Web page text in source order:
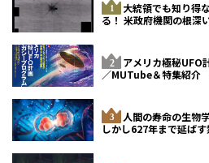
大統領でも知り得
る！ 米政府機関の根深
アメリカ極秘UFO
／MUTube＆特集紹
人間の寿命の生物
しかし627年まで延ば